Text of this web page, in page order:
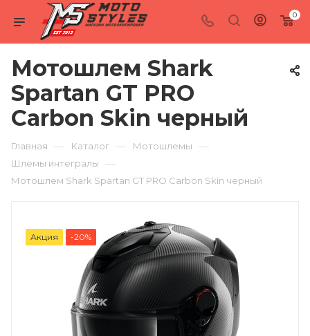
0
Мотошлем Shark
Spartan GT PRO
Carbon Skin черный
Главная — Каталог — Мотошлемы —
Шлемы интегралы —
Мотошлем Shark Spartan GT PRO Carbon Skin черный
Акция -20%